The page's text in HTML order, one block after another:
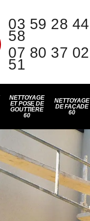
03 59 28 44
58
07 80 37 02
51
NETTOYAGE
ET POSE DE
GOUTTIÈRE
60
NETTOYAGE
DE FAÇADE
60